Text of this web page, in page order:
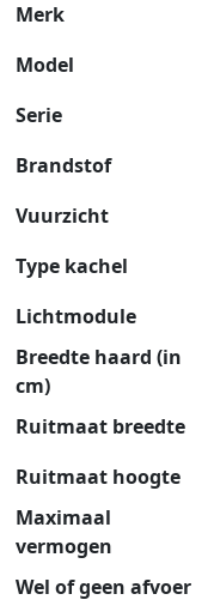
Merk
Model
Serie
Brandstof
Vuurzicht
Type kachel
Lichtmodule
Breedte haard (in
cm)
Ruitmaat breedte
Ruitmaat hoogte
Maximaal
vermogen
Wel of geen afvoer